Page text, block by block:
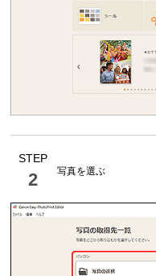
STEP
2 写真を選ぶ